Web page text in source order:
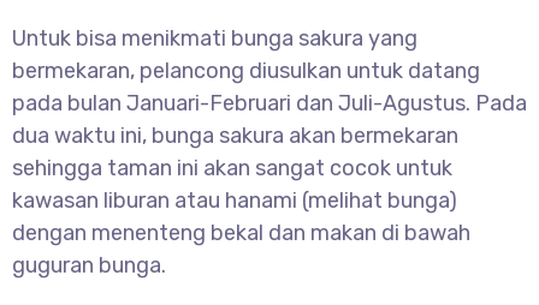
Untuk bisa menikmati bunga sakura yang
bermekaran, pelancong diusulkan untuk datang
pada bulan Januari-Februari dan Juli-Agustus. Pada
dua waktu ini, bunga sakura akan bermekaran
sehingga taman ini akan sangat cocok untuk
kawasan liburan atau hanami (melihat bunga)
dengan menenteng bekal dan makan di bawah
guguran bunga.